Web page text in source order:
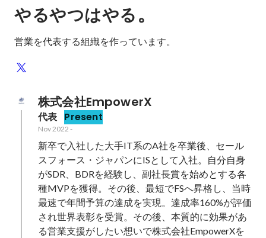
やるやつはやる。
営業を代表する組織を作っています。
株式会社EmpowerX
代表 Present
Nov 2022 -
新卒で入社した大手IT系のA社を卒業後、セール
スフォース・ジャパンにISとして入社。自分自身
がSDR、BDRを経験し、副社長賞を始めとする各
種MVPを獲得。その後、最短でFSへ昇格し、当時
最速で年間予算の達成を実現。達成率160%が評価
され世界表彰を受賞。その後、本質的に効果があ
る営業支援がしたい想いで株式会社EmpowerXを